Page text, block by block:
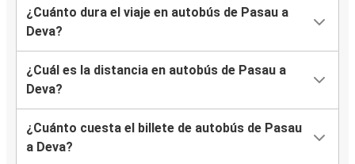
¿Cuánto dura el viaje en autobús de Pasau a
Deva?
¿Cuál es la distancia en autobús de Pasau a
Deva?
¿Cuánto cuesta el billete de autobús de Pasau
a Deva?